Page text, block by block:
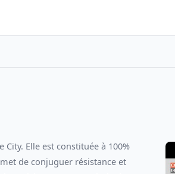
Elle est constituée à 100%
de conjuguer résistance et